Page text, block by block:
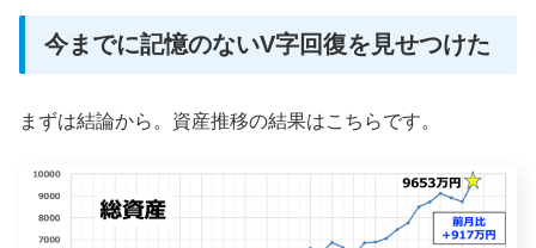
今までに記憶のないV字回復を見せつけた
まずは結論から。資産推移の結果はこちらです。